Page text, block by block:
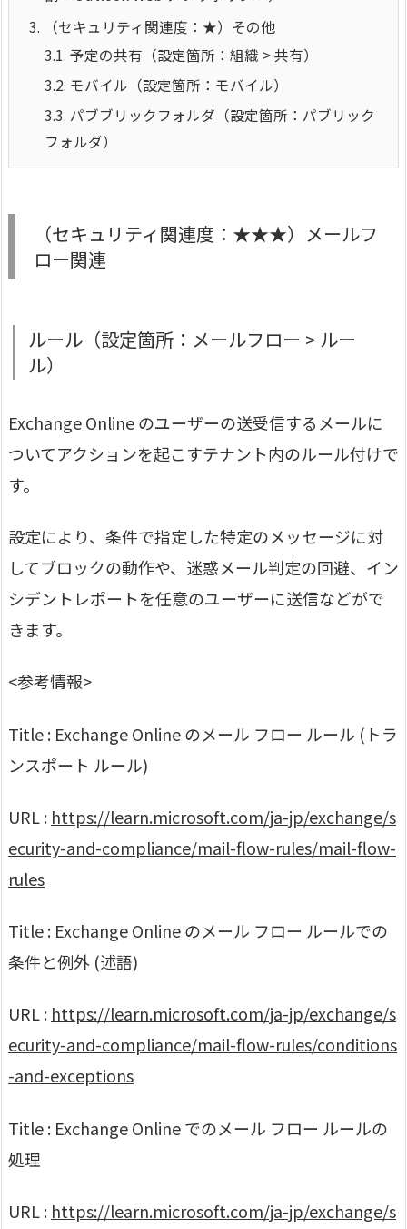
3. （セキュリティ関連度：★）その他
3.1. 予定の共有（設定箇所：組織 > 共有）
3.2. モバイル（設定箇所：モバイル）
3.3. パブブリックフォルダ（設定箇所：パブリック
フォルダ）
（セキュリティ関連度：★★★）メールフ
ロー関連
ルール（設定箇所：メールフロー > ルー
ル）
Exchange Online のユーザーの送受信するメールに
ついてアクションを起こすテナント内のルール付けで
す。
設定により、条件で指定した特定のメッセージに対
してブロックの動作や、迷惑メール判定の回避、イン
シデントレポートを任意のユーザーに送信などがで
きます。
<参考情報>
Title : Exchange Online のメール フロー ルール (トラ
ンスポート ルール)
URL : https://learn.microsoft.com/ja-jp/exchange/s
ecurity-and-compliance/mail-flow-rules/mail-flow-
rules
Title : Exchange Online のメール フロー ルールでの
条件と例外 (述語)
URL : https://learn.microsoft.com/ja-jp/exchange/s
ecurity-and-compliance/mail-flow-rules/conditions
-and-exceptions
Title : Exchange Online でのメール フロー ルールの
処理
URL : https://learn.microsoft.com/ja-jp/exchange/s